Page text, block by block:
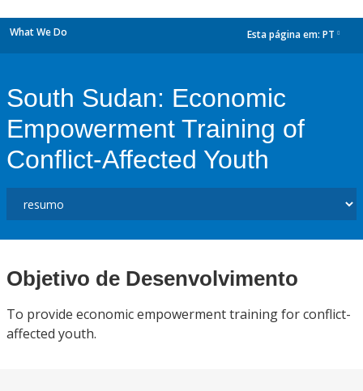
What We Do Esta página em: PT
South Sudan: Economic
Empowerment Training of
Conflict-Affected Youth
Objetivo de Desenvolvimento
To provide economic empowerment training for conflict-
affected youth.